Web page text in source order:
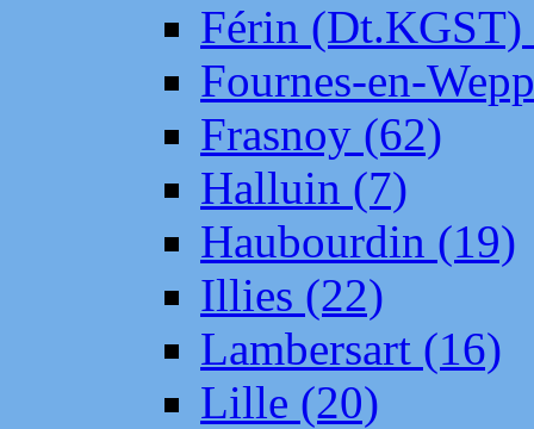
Férin (Dt.KGST)
Fournes-en-
Frasnoy (62)
Halluin (7)
Haubourdin (19)
Illies (22)
Lambersart (16)
Lille (20)